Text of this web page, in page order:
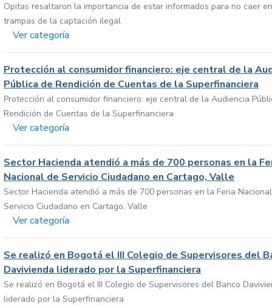
Opitas resaltaron la importancia de estar informados para no caer
trampas de la captación ilegal
Ver categoría
Protección al consumidor financiero: eje central de la
Pública de Rendición de Cuentas de la Superfinanciera
Protección al consumidor financiero: eje central de la Audiencia
Rendición de Cuentas de la Superfinanciera
Ver categoría
Sector Hacienda atendió a más de 700 personas en la
Nacional de Servicio Ciudadano en Cartago, Valle
Sector Hacienda atendió a más de 700 personas en la Feria
Servicio Ciudadano en Cartago, Valle
Ver categoría
Se realizó en Bogotá el III Colegio de Supervisores del
Davivienda liderado por la Superfinanciera
Se realizó en Bogotá el III Colegio de Supervisores del Banco
liderado por la Superfinanciera